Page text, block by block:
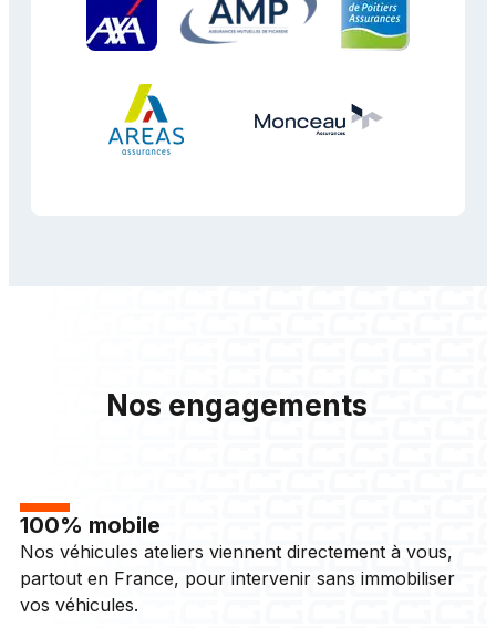
Nos engagements
100% mobile
Nos véhicules ateliers viennent directement à vous,
partout en France, pour intervenir sans immobiliser
vos véhicules.